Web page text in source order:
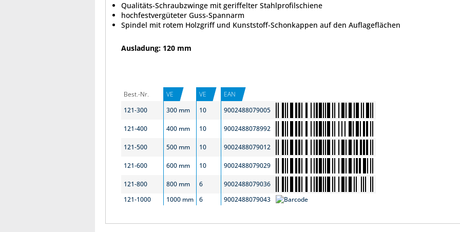
Qualitäts-Schraubzwinge mit geriffelter Stahlprofilschiene
hochfestvergüteter Guss-Spannarm
Spindel mit rotem Holzgriff und Kunststoff-Schonkappen auf den Auflageflächen
Ausladung: 120 mm
Best.-Nr. VE VE
EAN
121-300
300 mm 10 9002488079005
121-400 400 mm 10 9002488078992
121-500 500 mm 10 9002488079012
121-600 600 mm 10 9002488079029
121-800 800 mm 6
9002488079036
121-1000
1000 mm 6 9002488079043